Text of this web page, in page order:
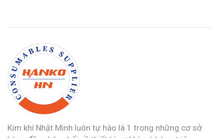
Kim khí Nhật Minh luôn tự hào là 1 trong những cơ sở